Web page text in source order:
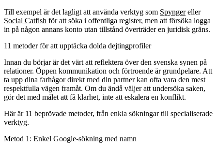
Till exempel är det lagligt att använda verktyg som Spyngereller
Social Catfish för att söka i offentliga register, men att försöka logga
in på någon annans konto utan tillstånd överträder en juridisk gräns.
11 metoder för att upptäcka dolda dejtingprofiler
Innan du börjar är det värt att reflektera över den svenska synen på
relationer. Öppen kommunikation och förtroende är grundpelare. Att
ta upp dina farhågor direkt med din partner kan ofta vara den mest
respektfulla vägen framåt. Om du ändå väljer att undersöka saken,
gör det med målet att få klarhet, inte att eskalera en konflikt.
Här är 11 beprövade metoder, från enkla sökningar till specialiserade
verktyg.
Metod 1: Enkel Google-sökning med namn